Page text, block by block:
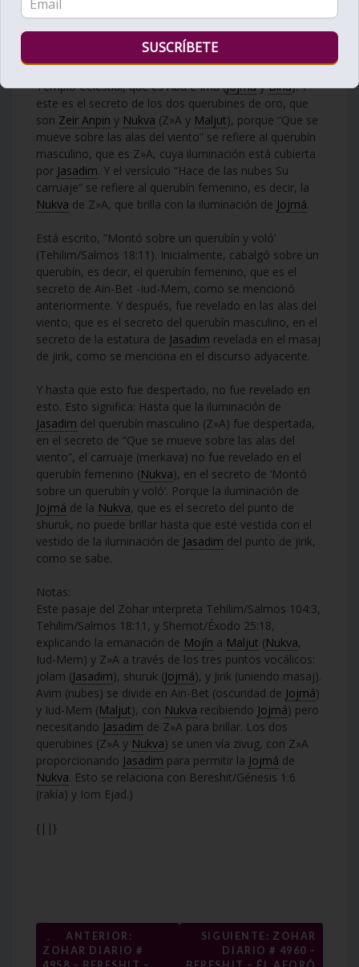
Porque las alas (‘kanfei’) son el secreto del masaj, y el
viento es la cualidad de la Luz (Or) que emerge en este
masaj, es decir, la estatura deJasadimextraída del
Templo Celestial, que es Aba e Ima (JojmáyBiná). Y
este es el secreto de los dos querubines de oro, que
son Zeir Anpin y Nukva (Z»A y Maljut), porque “Que se
mueve sobre las alas del viento” se refiere al querubín
masculino, que es Z»A, cuya iluminación está cubierta
por Jasadim. Y el versículo “Hace de las nubes Su
carruaje” se refiere al querubín femenino, es decir, la
Nukva de Z»A, que brilla con la iluminación de Jojmá.
Está escrito, ”Montó sobre un querubín y voló’
(Tehilim/Salmos 18:11). Inicialmente, cabalgó sobre un
querubín, es decir, el querubín femenino, que es el
secreto de Ain-Bet -Iud-Mem, como se mencionó
anteriormente. Y después, fue revelado en las alas del
viento, que es el secreto del querubín masculino, en el
secreto de la estatura de Jasadim revelada en el masaj
de jirik, como se menciona en el discurso adyacente.
Y hasta que esto fue despertado, no fue revelado en
esto. Esto significa: Hasta que la iluminación de
Jasadim del querubín masculino (Z»A) fue despertada,
en el secreto de “Que se mueve sobre las alas del
viento”, el carruaje (merkava) no fue revelado en el
querubín femenino (Nukva), en el secreto de ‘Montó
sobre un querubín y voló’. Porque la iluminación de
Jojmá de la Nukva, que es el secreto del punto de
shuruk, no puede brillar hasta que esté vestida con el
vestido de la iluminación de Jasadim del punto de jirik,
como se sabe.
Notas:
Este pasaje del Zohar interpreta Tehilim/Salmos 104:3,
Tehilim/Salmos 18:11, y Shemot/Éxodo 25:18,
explicando la emanación de Mojín a Maljut (Nukva,
Iud-Mem) y Z»A a través de los tres puntos vocálicos:
jolam (Jasadim), shuruk (Jojmá), y Jirik (uniendo masaj).
Avim (nubes) se divide en Ain-Bet (oscuridad de Jojmá)
y Iud-Mem (Maljut), con Nukva recibiendo Jojmá) pero
necesitando Jasadim de Z»A para brillar. Los dos
querubines (Z»A y Nukva) se unen vía zivug, con Z»A
proporcionando Jasadim para permitir la Jojmá de
Nukva. Esto se relaciona con Bereshit/Génesis 1:6
(rakía) y Iom Ejad.)
{||}
Navegación
←
ANTERIOR:
ZOHAR DIARIO #
SIGUIENTE: ZOHAR
DIARIO # 4960 –